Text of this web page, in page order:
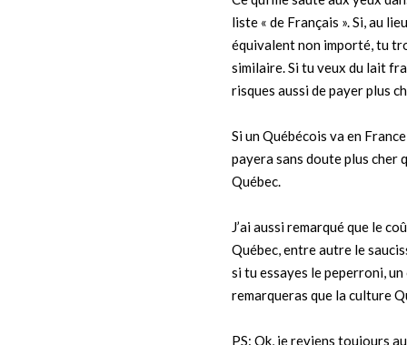
liste « de Français ». Si, au
équivalent non importé, tu
similaire. Si tu veux du lait
risques aussi de payer plus
Si un Québécois va en
payera sans doute plus cher
Québec.
J’ai aussi remarqué que le
Québec, entre autre le
si tu essayes le peperroni,
remarqueras que la culture
PS: Ok, je reviens toujours